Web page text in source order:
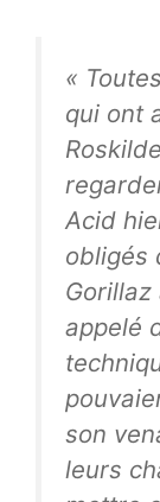
«
qui ont
Acid
obligés
appelé
son
leurs